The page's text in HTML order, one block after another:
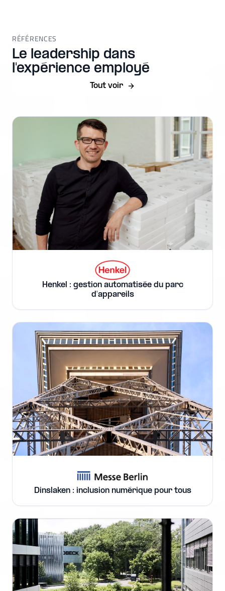
RÉFÉRENCES
Le leadership dans
l'expérience employé
Tout voir
Henkel : gestion automatisée du parc
d'appareils
Dinslaken : inclusion numérique pour tous